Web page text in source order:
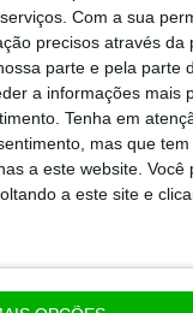
Com a sua
precisos através
parte e pela parte
a informações mais
Tenha em
mas que
a este website.
a este site e
a cinco
da
percentuais
contratos de
ou superior a 10
da